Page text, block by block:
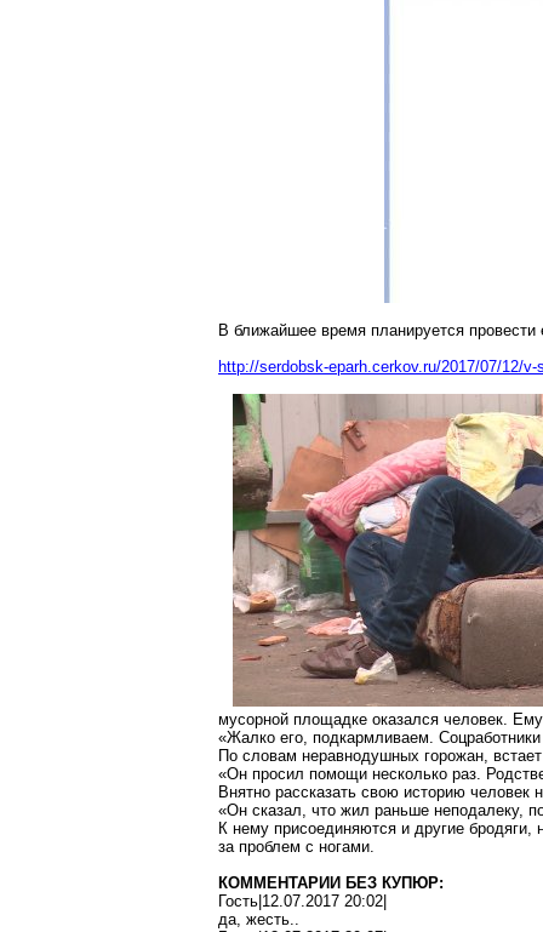
В ближайшее время планируется
http://serdobsk-eparh.cerkov.ru/2017/07/12/
мусорной площадке оказался человек.
«Жалко его, подкармливаем.
По словам неравнодушных горожан,
«Он просил помощи несколько раз.
Внятно рассказать свою историю
«Он сказал, что жил раньше неподалеку,
К нему присоединяются и другие
за проблем с ногами.
КОММЕНТАРИИ БЕЗ КУПЮР:
Гость|12.07.2017 20:02|
да, жесть..